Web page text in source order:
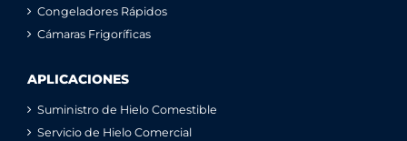
Congeladores Rápidos
Cámaras Frigoríficas
APLICACIONES
Suministro de Hielo Comestible
Servicio de Hielo Comercial